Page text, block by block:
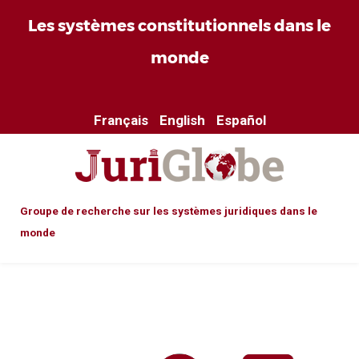
Les systèmes constitutionnels dans le
monde
Français English Español
Groupe de recherche sur les systèmes juridiques dans le
monde